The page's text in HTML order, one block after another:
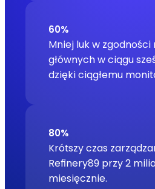
60%
Mniej luk w
głównych w ciągu
dzięki ciągłemu
80%
Krótszy czas
Refinery89 przy 2
miesięcznie.